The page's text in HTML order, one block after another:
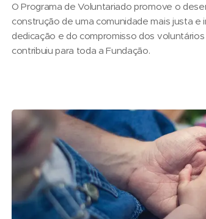
O Programa de Voluntariado promove o
construção de uma comunidade mais justa e
dedicação e do compromisso dos
contribuiu para toda a Fundação.